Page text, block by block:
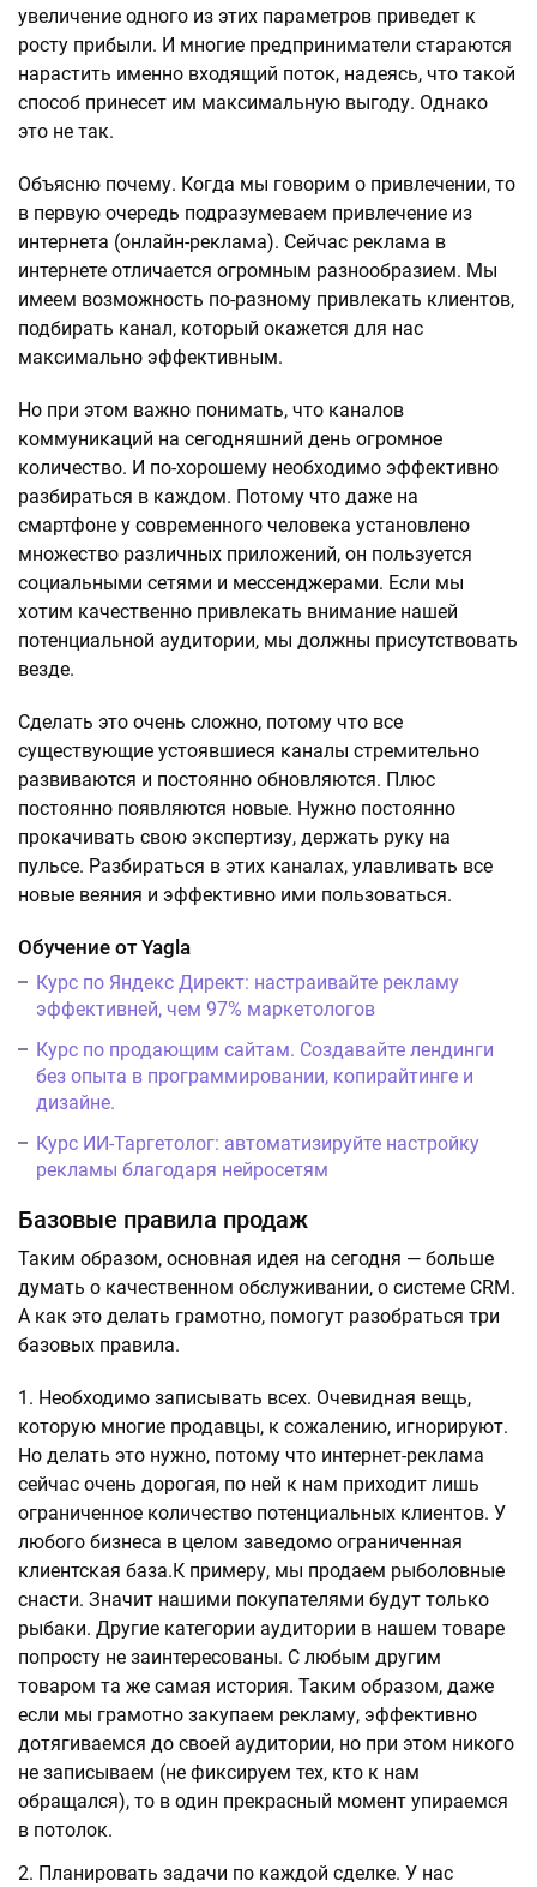
увеличение одного из этих параметров приведет к
росту прибыли. И многие предприниматели стараются
нарастить именно входящий поток, надеясь, что такой
способ принесет им максимальную выгоду. Однако
это не так.
Объясню почему. Когда мы говорим о привлечении, то
в первую очередь подразумеваем привлечение из
интернета (онлайн-реклама). Сейчас реклама в
интернете отличается огромным разнообразием. Мы
имеем возможность по-разному привлекать клиентов,
подбирать канал, который окажется для нас
максимально эффективным.
Но при этом важно понимать, что каналов
коммуникаций на сегодняшний день огромное
количество. И по-хорошему необходимо эффективно
разбираться в каждом. Потому что даже на
смартфоне у современного человека установлено
множество различных приложений, он пользуется
социальными сетями и мессенджерами. Если мы
хотим качественно привлекать внимание нашей
потенциальной аудитории, мы должны присутствовать
везде.
Сделать это очень сложно, потому что все
существующие устоявшиеся каналы стремительно
развиваются и постоянно обновляются. Плюс
постоянно появляются новые. Нужно постоянно
прокачивать свою экспертизу, держать руку на
пульсе. Разбираться в этих каналах, улавливать все
новые веяния и эффективно ими пользоваться.
Обучение от Yagla
Курс по Яндекс Директ: настраивайте рекламу
эффективней, чем 97% маркетологов
Курс по продающим сайтам. Создавайте лендинги
без опыта в программировании, копирайтинге и
дизайне.
Курс ИИ-Таргетолог: автоматизируйте настройку
рекламы благодаря нейросетям
Базовые правила продаж
Таким образом, основная идея на сегодня — больше
думать о качественном обслуживании, о системе CRM.
А как это делать грамотно, помогут разобраться три
базовых правила.
Необходимо записывать всех. Очевидная вещь,
которую многие продавцы, к сожалению, игнорируют.
Но делать это нужно, потому что интернет-реклама
сейчас очень дорогая, по ней к нам приходит лишь
ограниченное количество потенциальных клиентов. У
любого бизнеса в целом заведомо ограниченная
клиентская база.К примеру, мы продаем рыболовные
снасти. Значит нашими покупателями будут только
рыбаки. Другие категории аудитории в нашем товаре
попросту не заинтересованы. С любым другим
товаром та же самая история. Таким образом, даже
если мы грамотно закупаем рекламу, эффективно
дотягиваемся до своей аудитории, но при этом никого
не записываем (не фиксируем тех, кто к нам
обращался), то в один прекрасный момент упираемся
в потолок.
Планировать задачи по каждой сделке. У нас